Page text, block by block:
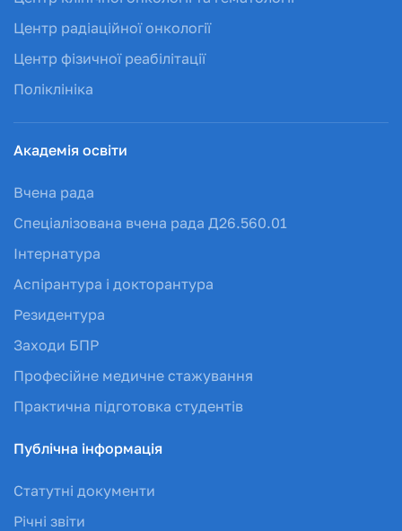
Центр радіаційної онкології
Центр фізичної реабілітації
Поліклініка
Академія освіти
Вчена рада
Спеціалізована вчена рада Д26.560.01
Інтернатура
Аспірантура і докторантура
Резидентура
Заходи БПР
Професійне медичне стажування
Практична підготовка студентів
Публічна інформація
Статутні документи
Річні звіти